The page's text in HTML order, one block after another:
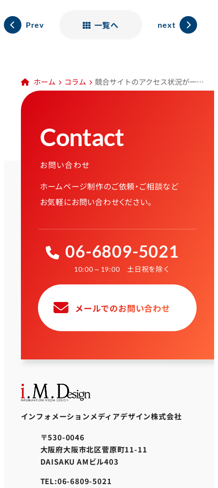
Prev 一覧へ next
ホーム コラム 競合サイトのアクセス状況が一目で分かるサービス「similarweb」
Contact
お問い合わせ
ホームページ制作のご依頼・ご相談など
お気軽にお問い合わせください。
06-6809-5021
10:00～19:00 土日祝を除く
メールでのお問い合わせ
インフォメーションメディアデザイン株式会社
〒530-0046
大阪府大阪市北区菅原町11-11
DAISAKU AMビル403
TEL:06-6809-5021